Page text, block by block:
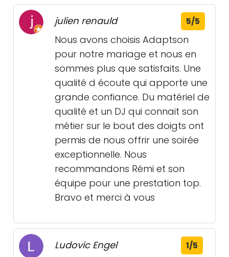
julien renauld 5/5
Nous avons choisis Adaptson
pour notre mariage et nous en
sommes plus que satisfaits. Une
qualité d écoute qui apporte une
grande confiance. Du matériel de
qualité et un DJ qui connait son
métier sur le bout des doigts ont
permis de nous offrir une soirée
exceptionnelle. Nous
recommandons Rémi et son
équipe pour une prestation top.
Bravo et merci à vous
Ludovic Engel 1/5